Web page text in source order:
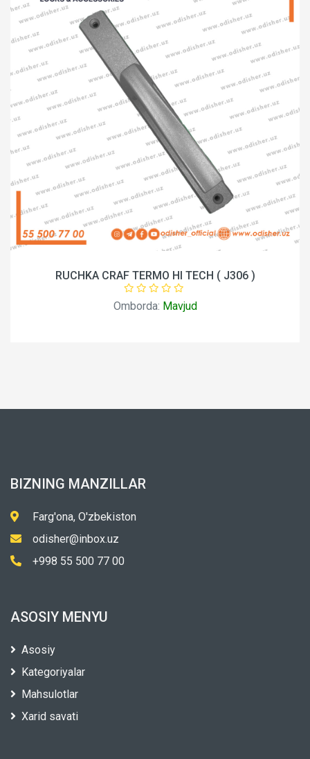
RUCHKA CRAF TERMO HI TECH ( J306 )
Omborda: Mavjud
BIZNING MANZILLAR
Farg'ona, O'zbekiston
odisher@inbox.uz
+998 55 500 77 00
ASOSIY MENYU
Asosiy
Kategoriyalar
Mahsulotlar
Xarid savati